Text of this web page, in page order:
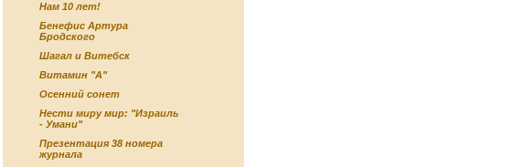
Нам 10 лет!
Бенефис Артура
Бродского
Шагал и Витебск
Витамин "А"
Осенний сонет
Нести миру мир: "Израиль
- Умани"
Презентация 38 номера
журнала